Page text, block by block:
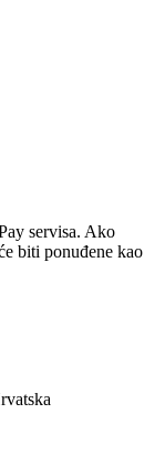
servisa. Ako
biti ponuđene kao